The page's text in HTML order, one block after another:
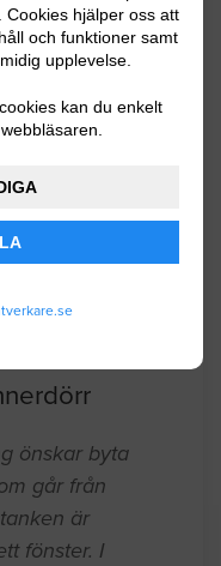
hjälper oss att
och funktioner samt
upplevelse.
kan du enkelt
fästen,
viss
05:26
ut till
önskar byta
går från
är
fönster. I